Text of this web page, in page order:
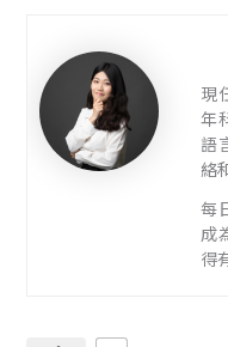
現
年
語
絡
每
成
得